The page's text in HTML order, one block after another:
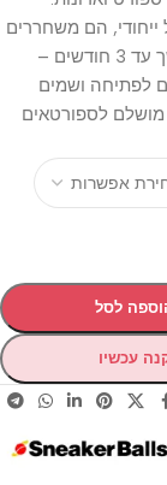
ייחודי, הם משחררים
ריח רענן למשך עד 3 חודשים –
לפתיחה ושמים
מושלם לספורטאים
לסל
עכשיו